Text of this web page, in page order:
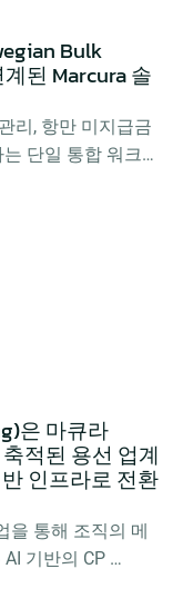
Bulk
된 Marcura 솔
리, 항만 미지급금
단일 통합 워크플
은 마큐라
적된 용선 업계
인프라로 전환
을 통해 조직의 메
기반의 CP